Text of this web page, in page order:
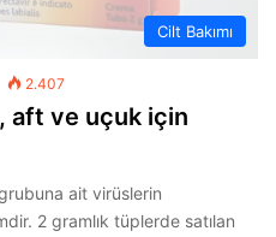
Cilt Bakımı
2.407
aft ve uçuk için
ait virüslerin
2 gramlık tüplerde satılan